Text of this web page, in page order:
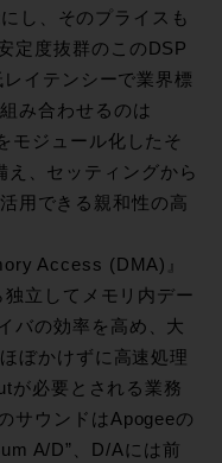
し、そのプライスも
定度抜群のこのDSP
イテンシーで業界標
み合わせるのは
モジュール化したそ
、セッティングから
用できる親和性の高
Access (DMA)』
立してメモリ内デー
バの効率を高め、大
ぼかけずに高速処理
が必要とされる業務
サウンドはApogeeの
A/D”、D/Aには前